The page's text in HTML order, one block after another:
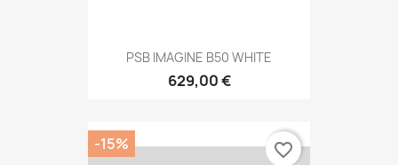
PSB IMAGINE B50 WHITE
629,00 €
-15% favorite_border